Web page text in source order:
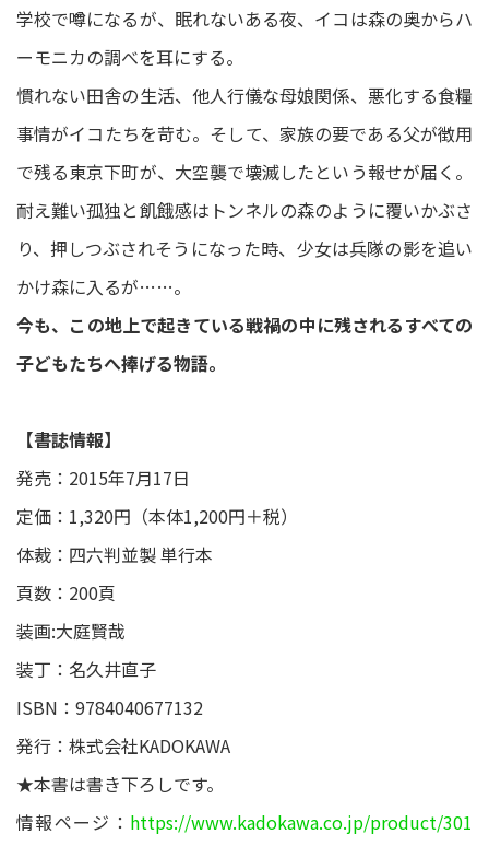
学校で噂になるが、眠れないある夜、イコは森の奥からハ
ーモニカの調べを耳にする。
慣れない田舎の生活、他人行儀な母娘関係、悪化する食糧
事情がイコたちを苛む。そして、家族の要である父が徴用
で残る東京下町が、大空襲で壊滅したという報せが届く。
耐え難い孤独と飢餓感はトンネルの森のように覆いかぶさ
り、押しつぶされそうになった時、少女は兵隊の影を追い
かけ森に入るが……。
今も、この地上で起きている戦禍の中に残されるすべての
子どもたちへ捧げる物語。
【書誌情報】
発売：2015年7月17日
定価：1,320円（本体1,200円＋税）
体裁：四六判並製 単行本
頁数：200頁
装画:大庭賢哉
装丁：名久井直子
ISBN：9784040677132
発行：株式会社KADOKAWA
★本書は書き下ろしです。
情報ページ： https://www.kadokawa.co.jp/product/301